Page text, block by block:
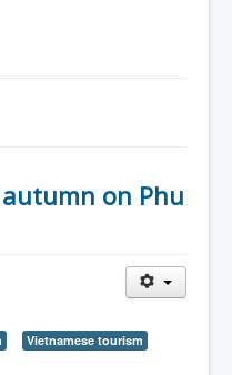
on Phu
Vietnamese tourism